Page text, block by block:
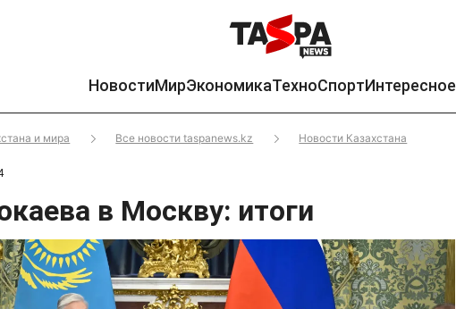
НовостиМирЭкономикаТехноСпортИнтересное
и мира Все новости taspanews.kz Новости Казахстана
в Москву: итоги